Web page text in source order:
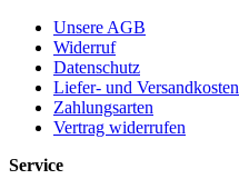
Unsere AGB
Widerruf
Datenschutz
Liefer- und Versandkosten
Zahlungsarten
Vertrag widerrufen
Service